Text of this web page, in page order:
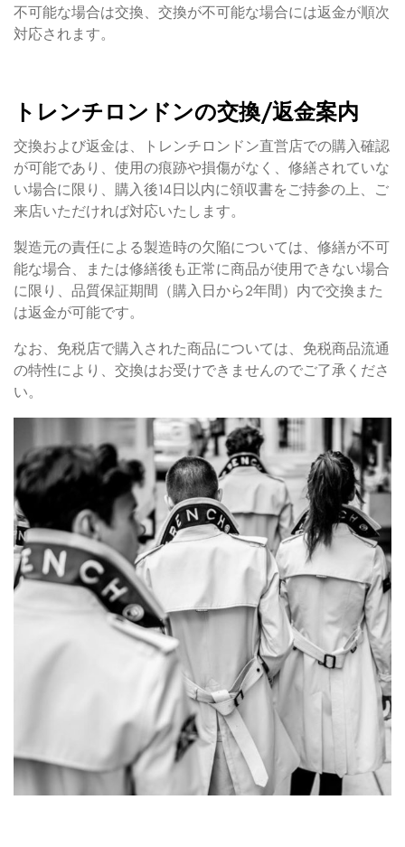
不可能な場合は交換、交換が不可能な場合には返金が順次
対応されます。
トレンチロンドンの交換/返金案内
交換および返金は、トレンチロンドン直営店での購入確認
が可能であり、使用の痕跡や損傷がなく、修繕されていな
い場合に限り、購入後14日以内に領収書をご持参の上、ご
来店いただければ対応いたします。
製造元の責任による製造時の欠陥については、修繕が不可
能な場合、または修繕後も正常に商品が使用できない場合
に限り、品質保証期間（購入日から2年間）内で交換また
は返金が可能です。
なお、免税店で購入された商品については、免税商品流通
の特性により、交換はお受けできませんのでご了承くださ
い。